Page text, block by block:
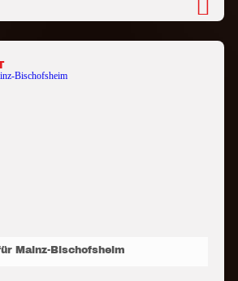
Mainz-Bischofsheim